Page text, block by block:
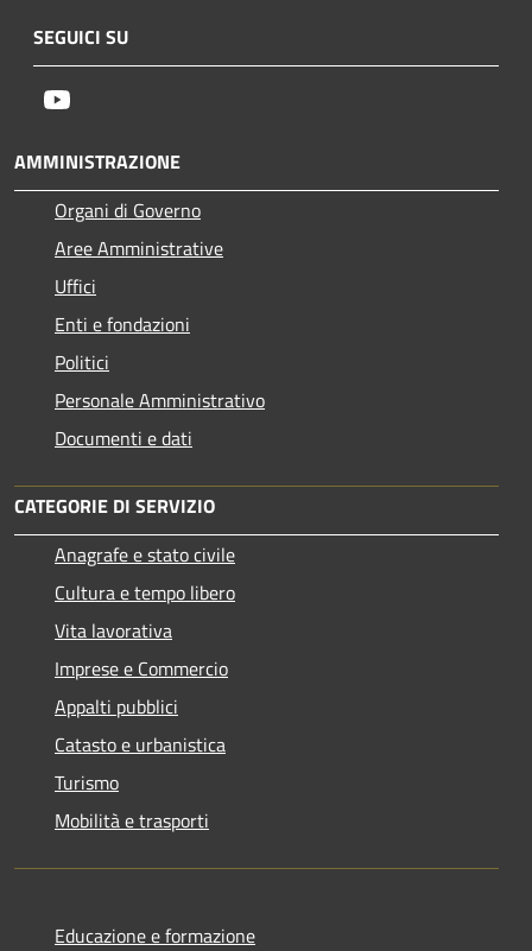
SEGUICI SU
AMMINISTRAZIONE
Organi di Governo
Aree Amministrative
Uffici
Enti e fondazioni
Politici
Personale Amministrativo
Documenti e dati
CATEGORIE DI SERVIZIO
Anagrafe e stato civile
Cultura e tempo libero
Vita lavorativa
Imprese e Commercio
Appalti pubblici
Catasto e urbanistica
Turismo
Mobilità e trasporti
Educazione e formazione